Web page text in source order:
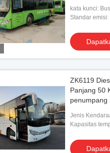
kata kunci:
Standar emisi:
ZK6119
Panjang 50
penumpang
Jenis
Angkutan
Kapasitas